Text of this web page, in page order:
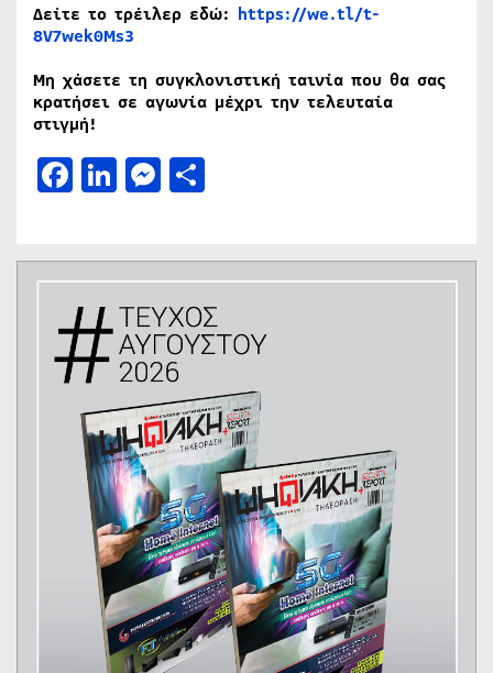
Δείτε το τρέιλερ εδώ: https://we.tl/t-
8V7wek0Ms3
Μη χάσετε τη συγκλονιστική ταινία που θα σας
κρατήσει σε αγωνία μέχρι την τελευταία
στιγμή!
Facebook
LinkedIn
Messenger